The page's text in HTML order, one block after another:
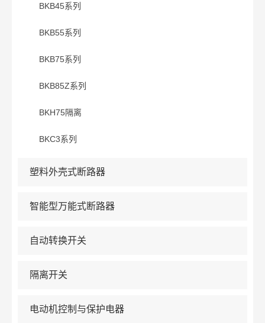
BKB45系列
BKB55系列
BKB75系列
BKB85Z系列
BKH75隔离
BKC3系列
塑料外壳式断路器
智能型万能式断路器
自动转换开关
隔离开关
电动机控制与保护电器